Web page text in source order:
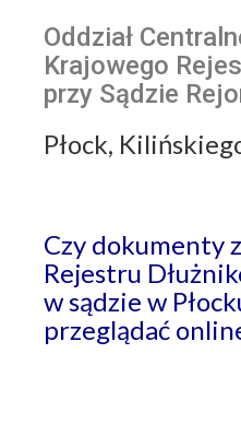
Oddział
Krajowego
przy Sądzie
Płock,
Czy dokumenty
Rejestru
w sądzie w
przeglądać